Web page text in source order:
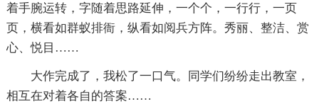
着手腕运转，字随着思路延伸，一个个，一行行，一页
页，横看如群蚁排衙，纵看如阅兵方阵。秀丽、整洁、赏
心、悦目……
大作完成了，我松了一口气。同学们纷纷走出教室，
相互在对着各自的答案……